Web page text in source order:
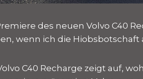
des neuen Volvo C40
wenn ich die Hiobsbotschaft
C40 Recharge zeigt auf,